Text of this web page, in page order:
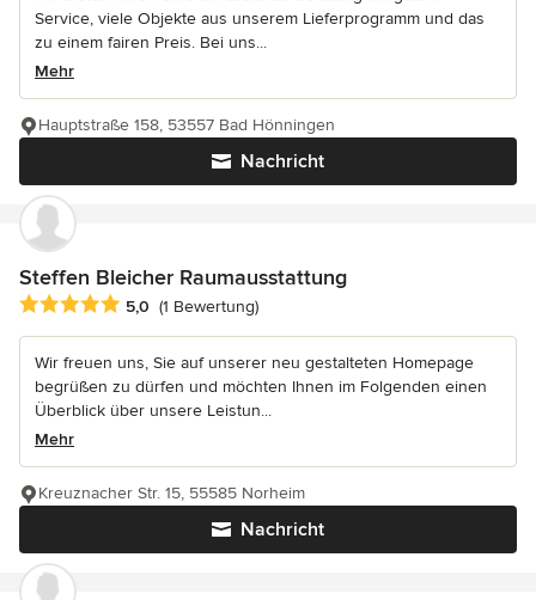
Service, viele Objekte aus unserem Lieferprogramm und das
zu einem fairen Preis. Bei uns...
Mehr
Nachricht
Hauptstraße 158, 53557 Bad Hönningen
Steffen Bleicher Raumausstattung
Durchschnittliche Bewertung: 5 von 5 Sternen
5,0 (1 Bewertung)
Wir freuen uns, Sie auf unserer neu gestalteten Homepage
begrüßen zu dürfen und möchten Ihnen im Folgenden einen
Überblick über unsere Leistun...
Mehr
Nachricht
Kreuznacher Str. 15, 55585 Norheim